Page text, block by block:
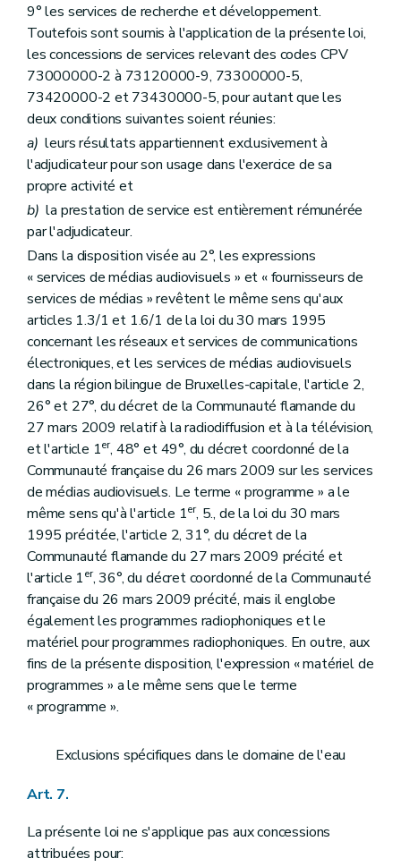
9° les services de recherche et développement.
Toutefois sont soumis à l'application de la présente loi,
les concessions de services relevant des codes CPV
73000000-2 à 73120000-9, 73300000-5,
73420000-2 et 73430000-5, pour autant que les
deux conditions suivantes soient réunies:
a) leurs résultats appartiennent exclusivement à
l'adjudicateur pour son usage dans l'exercice de sa
propre activité et
b) la prestation de service est entièrement rémunérée
par l'adjudicateur.
Dans la disposition visée au 2°, les expressions
« services de médias audiovisuels » et « fournisseurs de
services de médias » revêtent le même sens qu'aux
articles 1.3/1 et 1.6/1 de la loi du 30 mars 1995
concernant les réseaux et services de communications
électroniques, et les services de médias audiovisuels
dans la région bilingue de Bruxelles-capitale, l'article 2,
26° et 27°, du décret de la Communauté flamande du
27 mars 2009 relatif à la radiodiffusion et à la télévision,
et l'article 1er, 48° et 49°, du décret coordonné de la
Communauté française du 26 mars 2009 sur les services
de médias audiovisuels. Le terme « programme » a le
même sens qu'à l'article 1er, 5., de la loi du 30 mars
1995 précitée, l'article 2, 31°, du décret de la
Communauté flamande du 27 mars 2009 précité et
l'article 1er, 36°, du décret coordonné de la Communauté
française du 26 mars 2009 précité, mais il englobe
également les programmes radiophoniques et le
matériel pour programmes radiophoniques. En outre, aux
fins de la présente disposition, l'expression « matériel de
programmes » a le même sens que le terme
« programme ».
Exclusions spécifiques dans le domaine de l'eau
Art. 7.
La présente loi ne s'applique pas aux concessions
attribuées pour: